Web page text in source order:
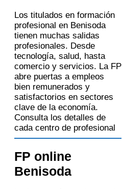
Los titulados en formación
profesional en Benisoda
tienen muchas salidas
profesionales. Desde
tecnología, salud, hasta
comercio y servicios. La FP
abre puertas a empleos
bien remunerados y
satisfactorios en sectores
clave de la economía.
Consulta los detalles de
cada centro de profesional
FP online
Benisoda